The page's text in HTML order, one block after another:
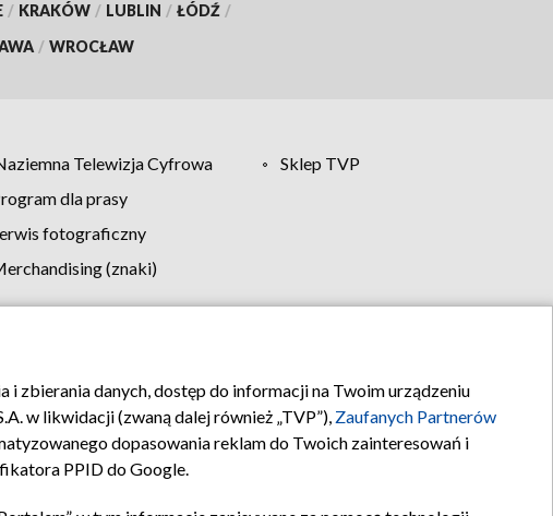
/ KRAKÓW / LUBLIN / ŁÓDŹ /
/ WROCŁAW
Telewizja Cyfrowa
Sklep TVP
dla prasy
fotograficzny
(znaki)
reklamy Kontakt
zbierania danych, dostęp do informacji na Twoim urządzeniu
w likwidacji (zwaną dalej również „TVP”), Zaufanych Partnerów
dopasowania reklam do Twoich zainteresowań i
PPID do Google.